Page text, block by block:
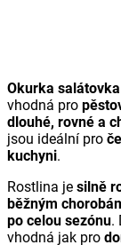
Okurka
vhodná pro
dlouhé, rovné a
jsou ideální pro
kuchyni.
Rostlina je silně
běžným
po celou sezónu.
vhodná jak pro